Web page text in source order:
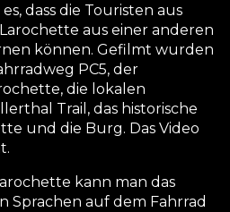
dass die Touristen aus
aus einer anderen
können. Gefilmt wurden
PC5, der
die lokalen
Trail, das historische
und die Burg. Das Video
kann man das
Sprachen auf dem Fahrrad